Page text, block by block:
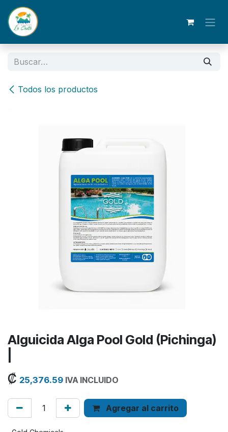
Ir al contenido
Todos los productos
Alguicida Alga Pool Gold (Pichinga)
₡ 25,376.59 IVA INCLUIDO
Agregar al carrito